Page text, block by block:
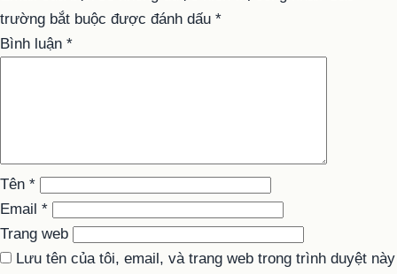
trường bắt buộc được đánh dấu *
Bình luận *
Tên *
Email *
Trang web
Lưu tên của tôi, email, và trang web trong trình duyệt này